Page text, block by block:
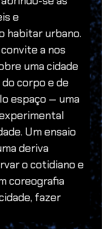
e
habitar urbano.
a nos
uma cidade
corpo e de
espaço — uma
Um ensaio
deriva
o cotidiano e
coreografia
fazer